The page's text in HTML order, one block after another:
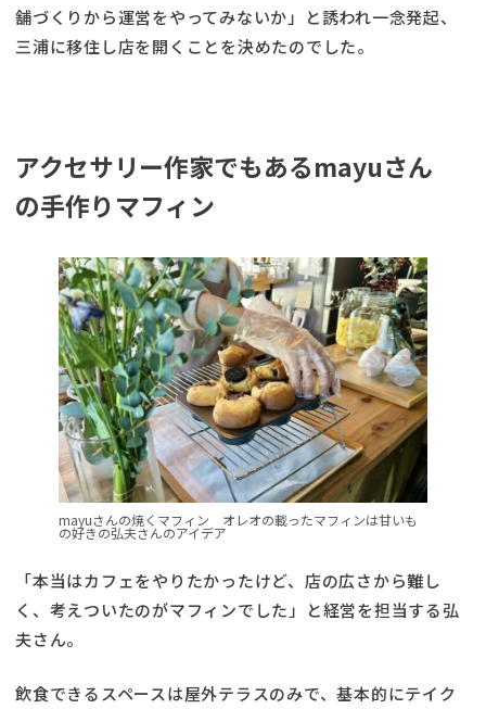
舗づくりから運営をやってみないか」と誘われ一念発起、
三浦に移住し店を開くことを決めたのでした。
アクセサリー作家でもあるmayuさん
の手作りマフィン
mayuさんの焼くマフィン オレオの載ったマフィンは甘いも
の好きの弘夫さんのアイデア
「本当はカフェをやりたかったけど、店の広さから難し
く、考えついたのがマフィンでした」と経営を担当する弘
夫さん。
飲食できるスペースは屋外テラスのみで、基本的にテイク